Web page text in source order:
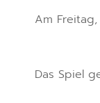
Am
Das Spiel